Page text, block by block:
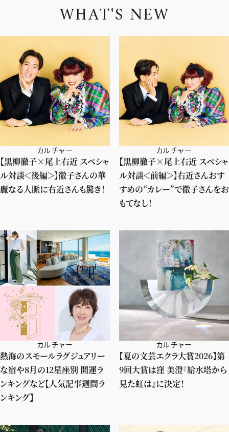
WHAT'S NEW
カルチャー
【黒柳徹子×尾上右近 スペシャ
ル対談＜後編＞】徹子さんの華
麗なる人脈に右近さんも驚き！
カルチャー
【黒柳徹子×尾上右近 スペシャ
ル対談＜前編＞】右近さんおす
すめの“カレー”で徹子さんをお
もてなし！
カルチャー
熱海のスモールラグジュアリー
な宿や8月の12星座別 開運ラ
ンキングなど【人気記事週間ラ
ンキング】
カルチャー
【夏の文芸エクラ大賞2026】第
9回大賞は窪 美澄『給水塔から
見た虹は』に決定！